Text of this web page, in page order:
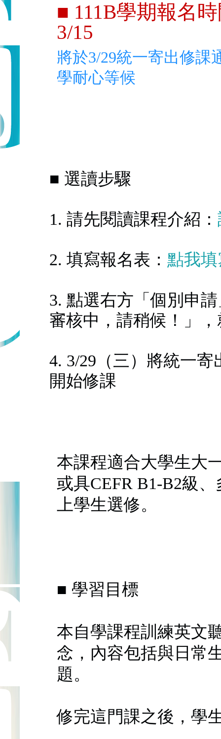
■ 111B學期報名
3/15
將於3/29統一寄出修課
學耐心等候
■ 選讀步驟
1. 請先閱讀課程介紹：
2. 填寫報名表： 點我
3. 點選右方「個別申
審核中，請稍候！」
4. 3/29（三）將統一
開始修課
本課程適合大學生大
或具CEFR B1-B2級
上學生選修。
■ 學習目標
本自學課程訓練英文
念，內容包括與日常
題。
修完這門課之後，學